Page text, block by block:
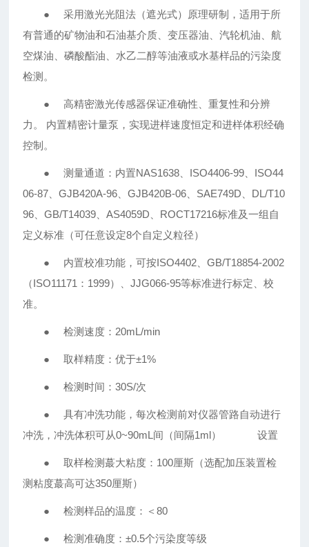
● 采用激光光阻法（遮光式）原理研制，适用于所
有普通的矿物油和石油基介质、变压器油、汽轮机油、航
空煤油、磷酸酯油、水乙二醇等油液或水基样品的污染度
检测。
● 高精密激光传感器保证准确性、重复性和分辨
力。 内置精密计量泵，实现进样速度恒定和进样体积经确
控制。
● 测量通道：内置NAS1638、ISO4406-99、ISO44
06-87、GJB420A-96、GJB420B-06、SAE749D、DL/T10
96、GB/T14039、AS4059D、ROCT17216标准及一组自
定义标准（可任意设定8个自定义粒径）
● 内置校准功能，可按ISO4402、GB/T18854-2002
（ISO11171：1999）、JJG066-95等标准进行标定、校
准。
● 检测速度：20mL/min
● 取样精度：优于±1%
● 检测时间：30S/次
● 具有冲洗功能，每次检测前对仪器管路自动进行
冲洗，冲洗体积可从0~90mL间（间隔1ml） 设置
● 取样检测蕞大粘度：100厘斯（选配加压装置检
测粘度蕞高可达350厘斯）
● 检测样品的温度：＜80
● 检测准确度：±0.5个污染度等级